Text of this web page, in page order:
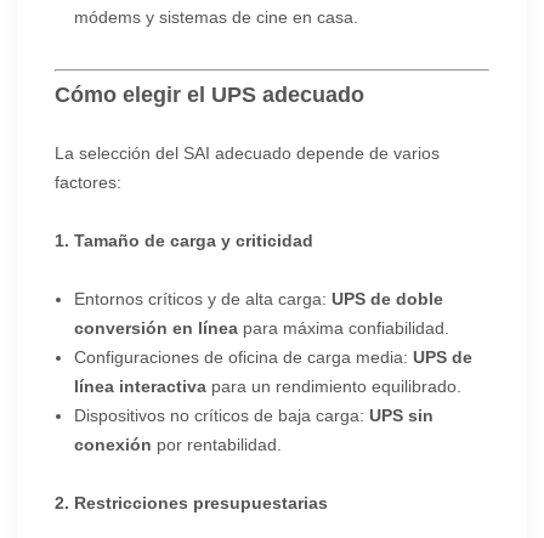
módems y sistemas de cine en casa.
Cómo elegir el UPS adecuado
La selección del SAI adecuado depende de varios
factores:
1. Tamaño de carga y criticidad
Entornos críticos y de alta carga: UPS de doble
conversión en línea para máxima confiabilidad.
Configuraciones de oficina de carga media: UPS de
línea interactiva para un rendimiento equilibrado.
Dispositivos no críticos de baja carga: UPS sin
conexión por rentabilidad.
2. Restricciones presupuestarias